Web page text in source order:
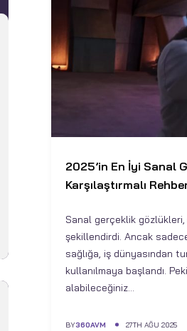
2025’in En İyi Sanal
Karşılaştırmalı
Sanal gerçeklik
şekillendirdi. Ancak
sağlığa, iş dünyasından
kullanılmaya başlandı.
alabileceğiniz...
BY360AVM 27TH AĞU 2025